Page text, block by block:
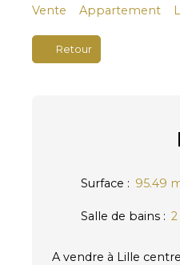
Vente Appartement
Retour
Surface : 95.49
Salle de bains : 2
A vendre à Lille